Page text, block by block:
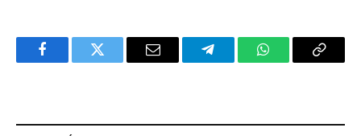
FacebookTwitter Email TelegramWhatsAppCopy